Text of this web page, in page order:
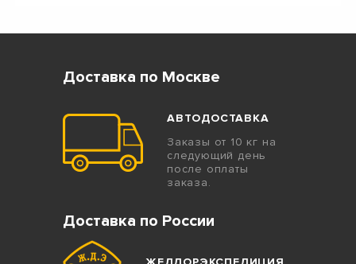
Доставка по Москве
АВТОДОСТАВКА
Заказы от 10 кг на
следующий день
после оплаты
заказа.
Доставка по России